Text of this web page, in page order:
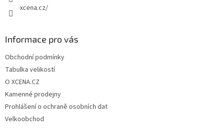
xcena.cz/
Informace pro vás
Obchodní podmínky
Tabulka velikostí
O XCENA.CZ
Kamenné prodejny
Prohlášení o ochraně osobních dat
Velkoobchod